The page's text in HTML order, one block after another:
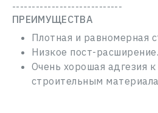
----------------------------
ПРЕИМУЩЕСТВА
Плотная и равномерная
Низкое пост-расширение.
Очень хорошая адгезия
строительным